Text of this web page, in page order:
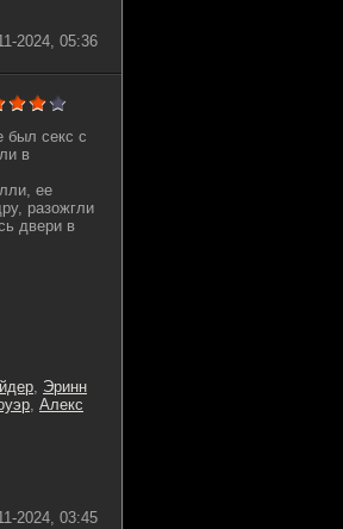
2024, 05:36
был секс с
в
ее
разожгли
двери в
, Эринн
, Алекс
2024, 03:45